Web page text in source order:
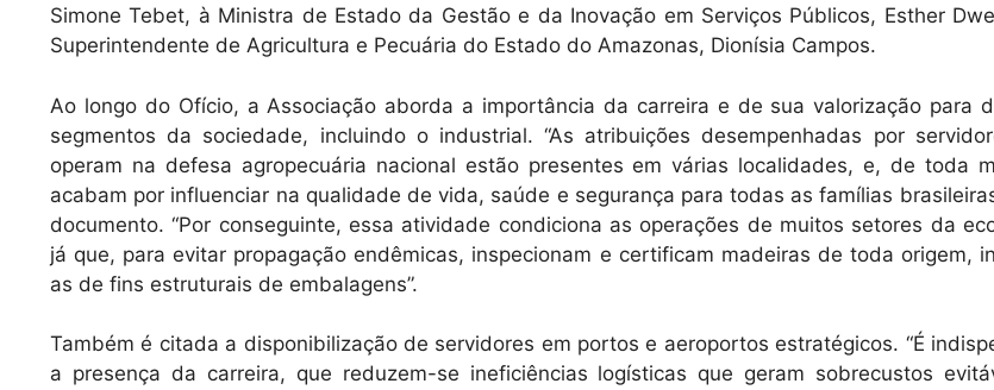
Simone Tebet, à Ministra de Estado da Gestão e da Inovação em Serviços Públicos, Esther
Superintendente de Agricultura e Pecuária do Estado do Amazonas, Dionísia Campos.
Ao longo do Ofício, a Associação aborda a importância da carreira e de sua valorização para
segmentos da sociedade, incluindo o industrial. “As atribuições desempenhadas por
operam na defesa agropecuária nacional estão presentes em várias localidades, e, de toda
acabam por influenciar na qualidade de vida, saúde e segurança para todas as famílias
documento. “Por conseguinte, essa atividade condiciona as operações de muitos setores da
já que, para evitar propagação endêmicas, inspecionam e certificam madeiras de toda origem,
as de fins estruturais de embalagens”.
Também é citada a disponibilização de servidores em portos e aeroportos estratégicos. “É
a presença da carreira, que reduzem-se ineficiências logísticas que geram sobrecustos